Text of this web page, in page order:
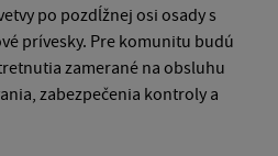
po pozdĺžnej osi osady s
prívesky. Pre komunitu budú
zamerané na obsluhu
zabezpečenia kontroly a